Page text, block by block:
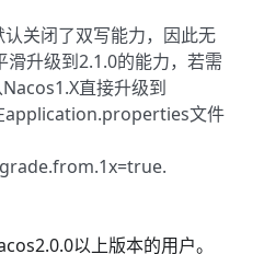
关闭了双写能力，因此无
滑升级到2.1.0的能力，若需
直接升级到
application.properties文件
以上版本的用户。